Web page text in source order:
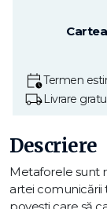
Termen
Livrare
Descriere
Metaforele sunt
artei comunicării
poveşti care să